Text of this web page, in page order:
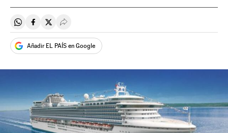
Compartir en Whatsapp
Compartir en Facebook
Compartir en Twitter
Desplegar Redes Sociales
Añadir EL PAÍS en Google